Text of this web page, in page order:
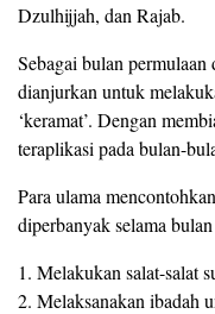
Dzulhijjah, dan Rajab.
Sebagai bulan
dianjurkan untuk
‘keramat’. Dengan
teraplikasi pada bulan-
Para ulama
diperbanyak selama
1. Melakukan salat-salat
2. Melaksanakan ibadah